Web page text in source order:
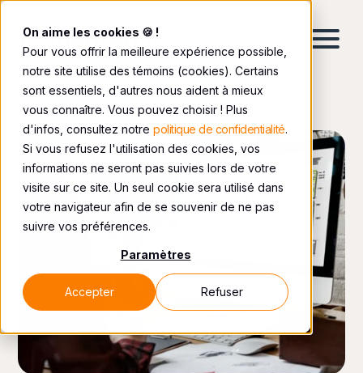
On aime les cookies 🍪 !
Pour vous offrir la meilleure expérience possible,
notre site utilise des témoins (cookies). Certains
sont essentiels, d'autres nous aident à mieux
vous connaître. Vous pouvez choisir ! Plus
d'infos, consultez notre politique de confidentialité.
Si vous refusez l'utilisation des cookies, vos
informations ne seront pas suivies lors de votre
visite sur ce site. Un seul cookie sera utilisé dans
votre navigateur afin de se souvenir de ne pas
suivre vos préférences.
Paramètres
Accepter Refuser